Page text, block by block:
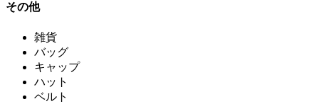
その他
雑貨
バッグ
キャップ
ハット
ベルト